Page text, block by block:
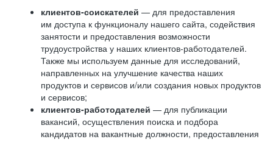
клиентов-соискателей — для предоставления
им доступа к функционалу нашего сайта, содействия
занятости и предоставления возможности
трудоустройства у наших клиентов-работодателей.
Также мы используем данные для исследований,
направленных на улучшение качества наших
продуктов и сервисов и/или создания новых продуктов
и сервисов;
клиентов-работодателей — для публикации
вакансий, осуществления поиска и подбора
кандидатов на вакантные должности, предоставления